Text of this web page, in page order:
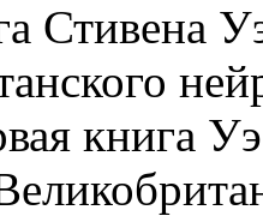
Стивена
книга